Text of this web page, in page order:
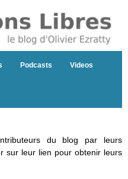
Podcasts Videos
du blog par leurs
sur leur lien pour obtenir leurs